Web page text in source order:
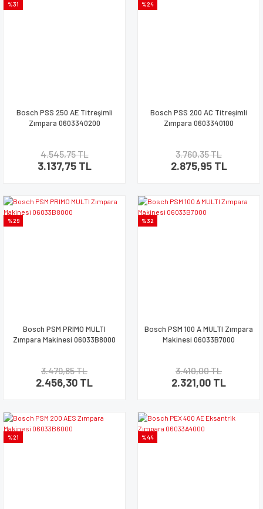
%31
Bosch PSS 250 AE Titreşimli
Zımpara 0603340200
4.545,75 TL
3.137,75 TL
%24
Bosch PSS 200 AC Titreşimli
Zımpara 0603340100
3.760,35 TL
2.875,95 TL
%29
Bosch PSM PRIMO MULTI
Zımpara Makinesi 06033B8000
3.479,85 TL
2.456,30 TL
%32
Bosch PSM 100 A MULTI Zımpara
Makinesi 06033B7000
3.410,00 TL
2.321,00 TL
%21 %44